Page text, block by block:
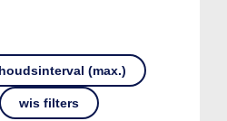
(max.)
wis filters